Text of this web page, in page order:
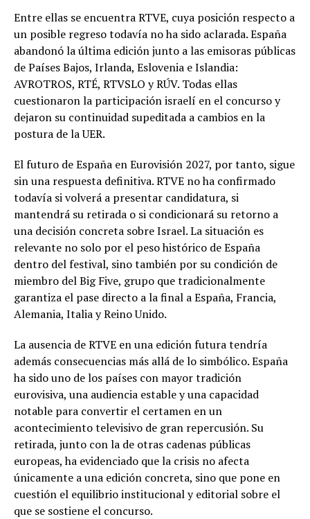
Entre ellas se encuentra RTVE, cuya posición respecto a
un posible regreso todavía no ha sido aclarada. España
abandonó la última edición junto a las emisoras públicas
de Países Bajos, Irlanda, Eslovenia e Islandia:
AVROTROS, RTÉ, RTVSLO y RÚV. Todas ellas
cuestionaron la participación israelí en el concurso y
dejaron su continuidad supeditada a cambios en la
postura de la UER.
El futuro de España en Eurovisión 2027, por tanto, sigue
sin una respuesta definitiva. RTVE no ha confirmado
todavía si volverá a presentar candidatura, si
mantendrá su retirada o si condicionará su retorno a
una decisión concreta sobre Israel. La situación es
relevante no solo por el peso histórico de España
dentro del festival, sino también por su condición de
miembro del Big Five, grupo que tradicionalmente
garantiza el pase directo a la final a España, Francia,
Alemania, Italia y Reino Unido.
La ausencia de RTVE en una edición futura tendría
además consecuencias más allá de lo simbólico. España
ha sido uno de los países con mayor tradición
eurovisiva, una audiencia estable y una capacidad
notable para convertir el certamen en un
acontecimiento televisivo de gran repercusión. Su
retirada, junto con la de otras cadenas públicas
europeas, ha evidenciado que la crisis no afecta
únicamente a una edición concreta, sino que pone en
cuestión el equilibrio institucional y editorial sobre el
que se sostiene el concurso.